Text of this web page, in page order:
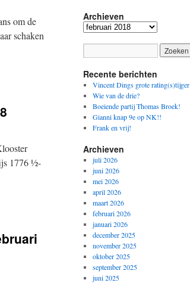
om de
schaken
1776 ½-
Archieven
Archieven
Recente berichten
Vincent Dings grote rating(s)tijger
Wie van de drie?
Boeiende partij Thomas Broek!
Gianni knap 9e op NK!!
Frank en vrij!
Archieven
juli 2026
juni 2026
mei 2026
april 2026
maart 2026
februari 2026
januari 2026
december 2025
november 2025
oktober 2025
september 2025
juni 2025